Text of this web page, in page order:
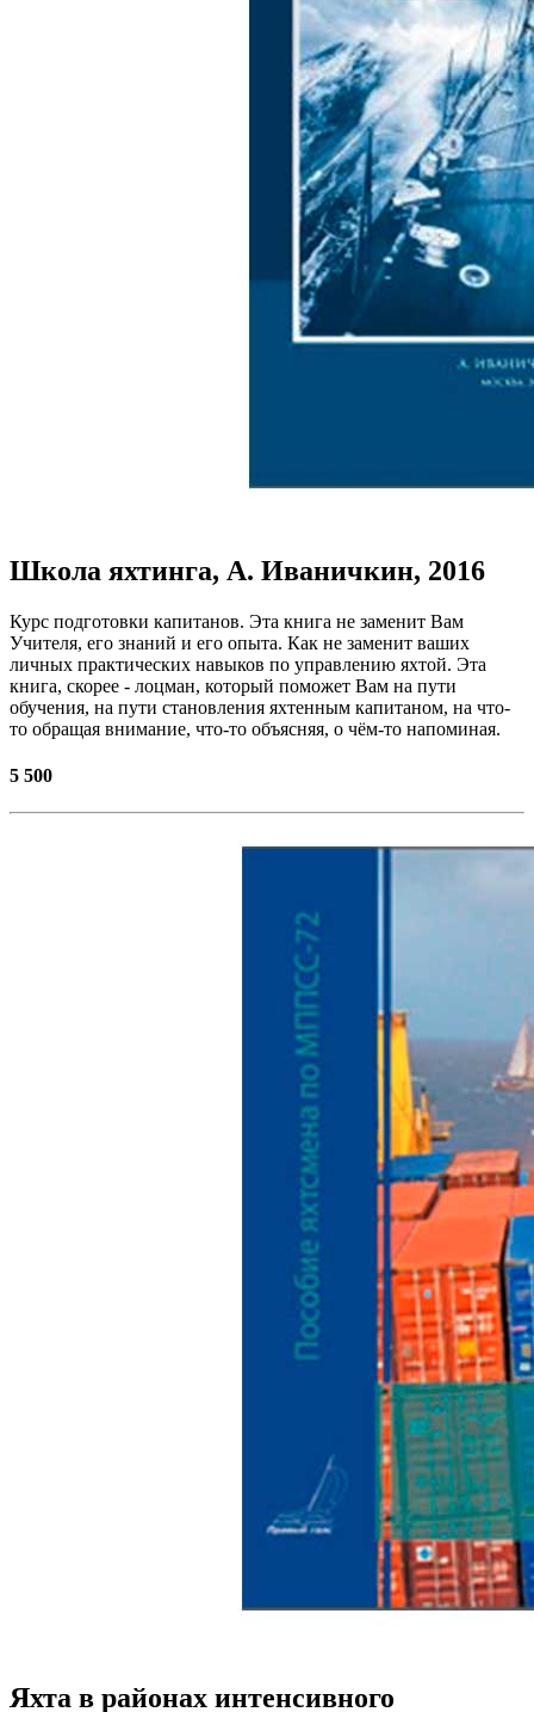
Школа яхтинга, А. Иваничкин, 2016
Курс подготовки капитанов. Эта книга не заменит Вам
Учителя, его знаний и его опыта. Как не заменит ваших
личных практических навыков по управлению яхтой. Эта
книга, скорее - лоцман, который поможет Вам на пути
обучения, на пути становления яхтенным капитаном, на что-
то обращая внимание, что-то объясняя, о чём-то напоминая.
5 500
Яхта в районах интенсивного